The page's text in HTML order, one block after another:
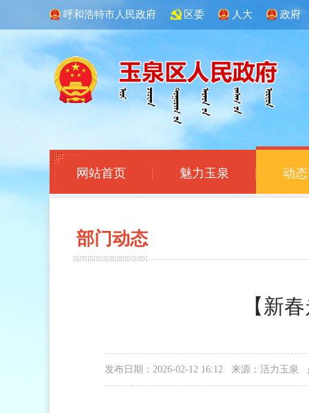
呼和浩特市人民政府 区委 人大 政府
网站首页 魅力玉泉 动
部门动态
【新
发布日期：2026-02-12 16:12 来源：活力玉泉